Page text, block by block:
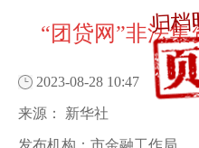
归档
“团贷网”非法
2023-08-28 10:47
来源： 新华社
发布机构： 市金融工作局